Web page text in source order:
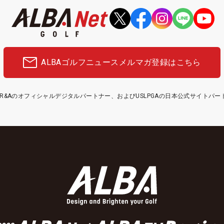
ALBAゴルフニュース メルマガ登録はこちら
のオフィシャルデジタルパートナー、およびUSLPGAの日本公式サイトパー